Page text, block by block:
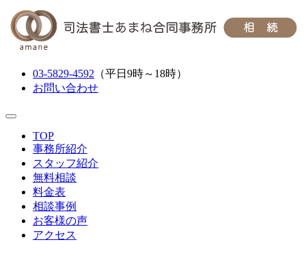
03-5829-4592 （平日9時～18時）
お問い合わせ
TOP
事務所紹介
スタッフ紹介
無料相談
料金表
相談事例
お客様の声
アクセス